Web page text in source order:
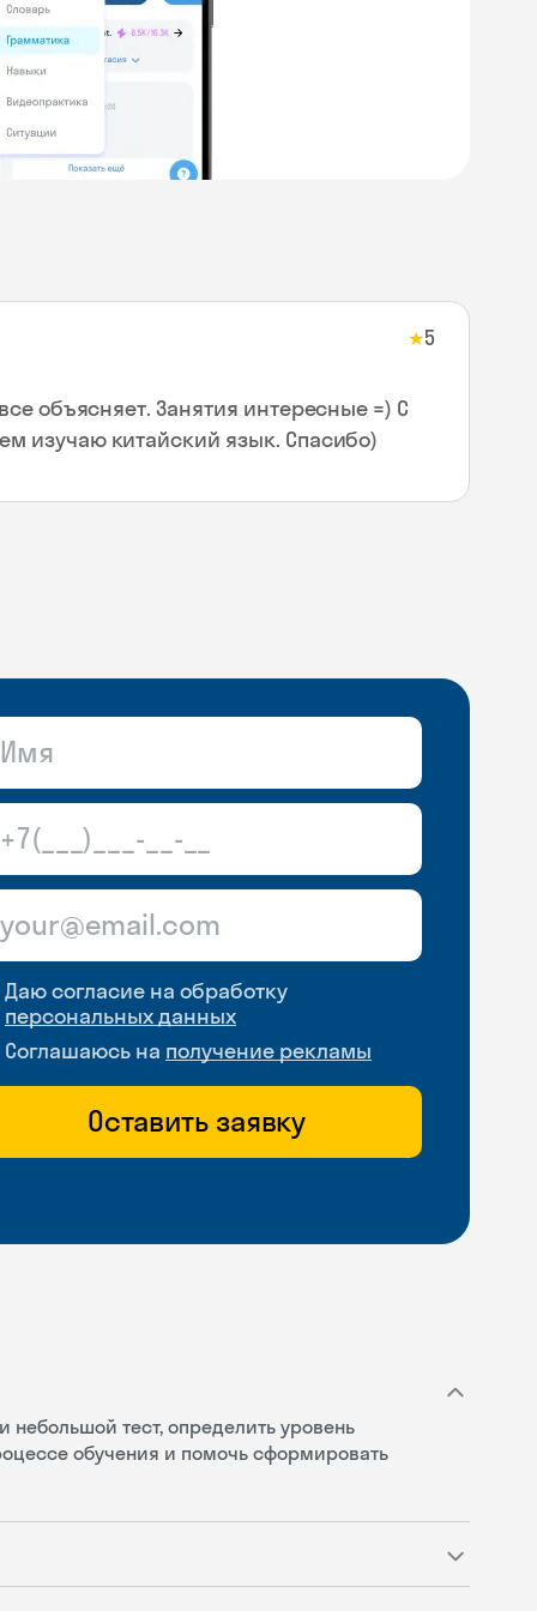
★5
объясняет. Занятия интересные =) С
изучаю китайский язык. Спасибо)
Даю согласие на обработку
персональных данных
Соглашаюсь на получение рекламы
Оставить заявку
тест, определить уровень
обучения и помочь сформировать